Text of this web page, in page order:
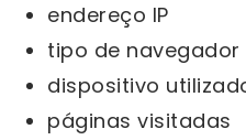
endereço IP
tipo de navegador
dispositivo
páginas visitadas